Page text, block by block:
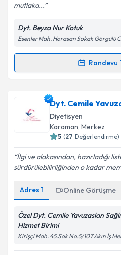
mutlaka...
Dyt. Beyza Nur Kotuk
Esenler Mah. Horasan Sokak Görgülü
Randevu
Randevu Takvimi
Dyt. Beyza Nur Kotukiçin
oluşturun. Size bu
takvim hazırlandığında e-
E-posta Adresiniz
Kişisel verilerimin
Metni'ni okudum ve
Takvim
Dyt. Cemile
Diyetisyen
Karaman, Merkez
5 (27 Değerlendirme)
İlgi ve alakasından, hazırladığı
sürdürülebilirliğinden o kadar
Adres 1 Online Görüşme
Özel Dyt. Cemile Yavuzaslan
Hizmet Birimi
Kirişçi Mah. 45.Sok No:5/107 Akın İş